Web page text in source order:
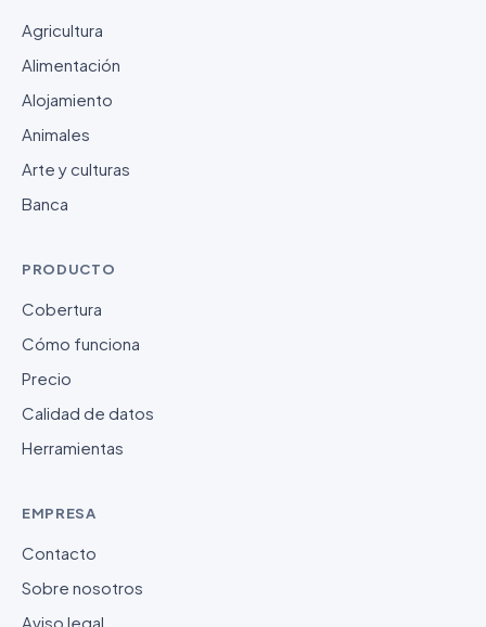
Agricultura
Alimentación
Alojamiento
Animales
Arte y culturas
Banca
PRODUCTO
Cobertura
Cómo funciona
Precio
Calidad de datos
Herramientas
EMPRESA
Contacto
Sobre nosotros
Aviso legal